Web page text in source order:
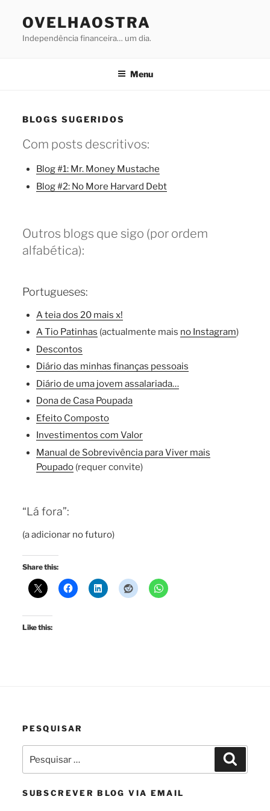
OVELHAOSTRA
Independência financeira… um dia.
Menu
BLOGS SUGERIDOS
Com posts descritivos:
Blog #1: Mr. Money Mustache
Blog #2: No More Harvard Debt
Outros blogs que sigo (por ordem
alfabética):
Portugueses:
A teia dos 20 mais x!
A Tio Patinhas (actualmente mais no Instagram)
Descontos
Diário das minhas finanças pessoais
Diário de uma jovem assalariada…
Dona de Casa Poupada
Efeito Composto
Investimentos com Valor
Manual de Sobrevivência para Viver mais
Poupado(requer convite)
“Lá fora”:
(a adicionar no futuro)
Share this:
Like this:
PESQUISAR
por:
SUBSCREVER BLOG VIA EMAIL